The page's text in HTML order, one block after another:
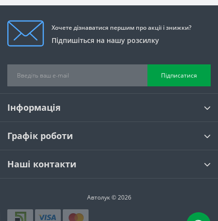
Хочете дізнаватися першим про акції і знижки?
Підпишіться на нашу розсилку
Підписатися
Інформація
Графік роботи
Наші контакти
Автолук © 2026